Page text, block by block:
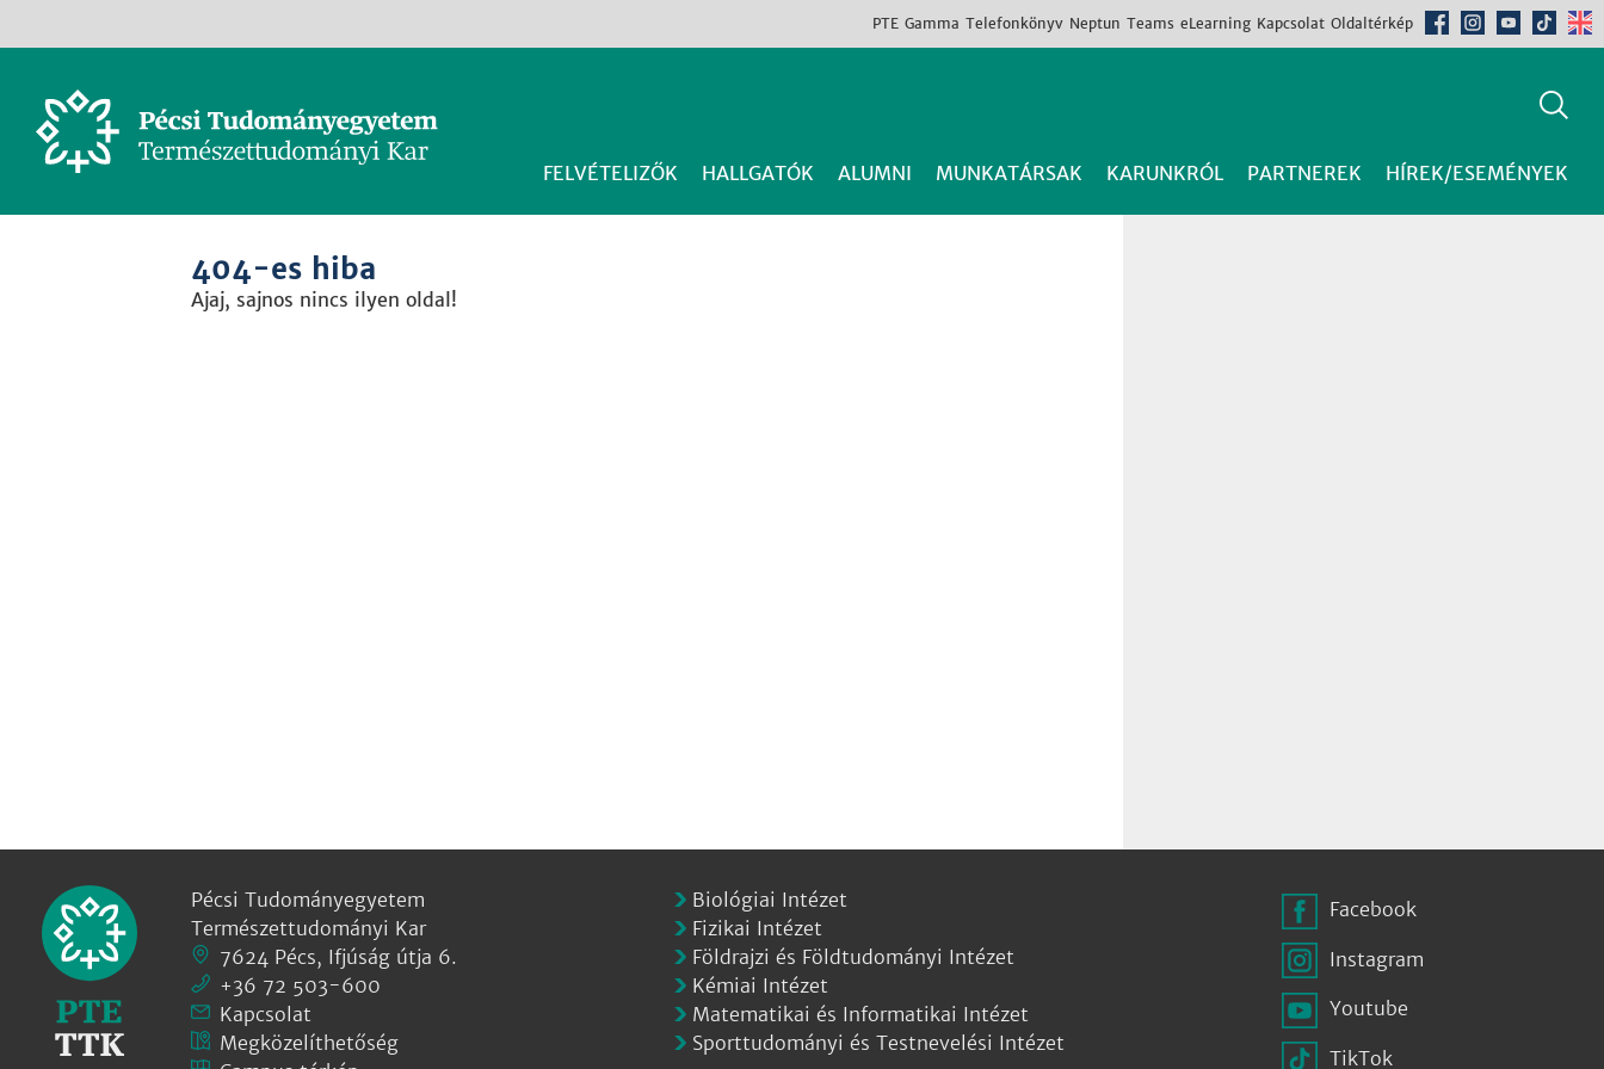
PTE Gamma Telefonkönyv Neptun Teams eLearning Kapcsolat Oldaltérkép
FELVÉTELIZŐK HALLGATÓK ALUMNI MUNKATÁRSAK KARUNKRÓL PARTNEREK HÍREK/ESEMÉNYEK
404-es hiba
Ajaj, sajnos nincs ilyen oldal!
Pécsi Tudományegyetem
Természettudományi Kar
7624 Pécs, Ifjúság útja 6.
+36 72 503-600
Kapcsolat
Megközelíthetőség
Biológiai Intézet
Fizikai Intézet
Földrajzi és Földtudományi Intézet
Kémiai Intézet
Matematikai és Informatikai Intézet
Sporttudományi és Testnevelési Intézet
Facebook
Instagram
Youtube
TikTok